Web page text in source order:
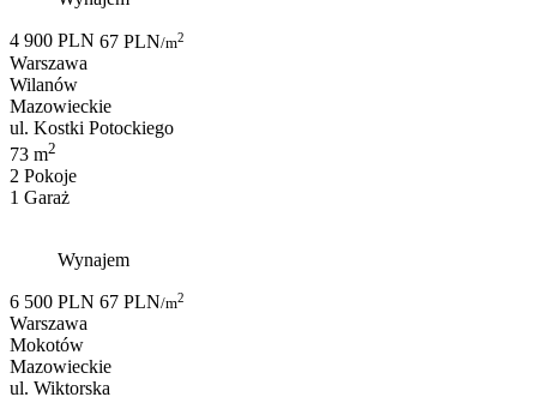
4 900 PLN 67 PLN/m2
Warszawa
Wilanów
Mazowieckie
ul. Kostki Potockiego
73 m2
2 Pokoje
1 Garaż
Wynajem
6 500 PLN 67 PLN/m2
Warszawa
Mokotów
Mazowieckie
ul. Wiktorska